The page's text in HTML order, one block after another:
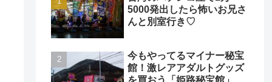
5000発出したら怖いお兄さ
んと別室行き♡
今もやってるマイナー秘宝
館！激レアアダルトグッズ